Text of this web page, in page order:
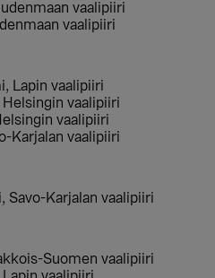
vaalipiiri
vaalipiiri
Lapin vaalipiiri
vaalipiiri
vaalipiiri
Karjalan vaalipiiri
Savo-Karjalan vaalipiiri
Suomen vaalipiiri